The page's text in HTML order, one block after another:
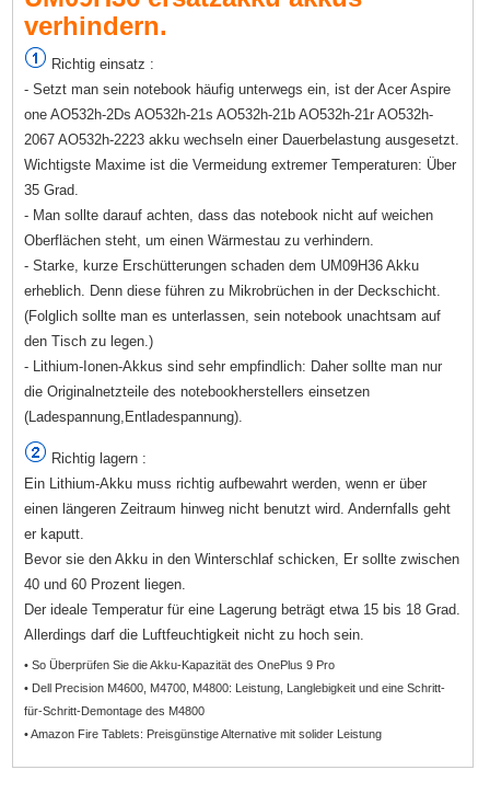
verhindern.
Richtig einsatz :
- Setzt man sein notebook häufig unterwegs ein, ist der Acer Aspire
one AO532h-2Ds AO532h-21s AO532h-21b AO532h-21r AO532h-
2067 AO532h-2223 akku wechseln einer Dauerbelastung ausgesetzt.
Wichtigste Maxime ist die Vermeidung extremer Temperaturen: Über
35 Grad.
- Man sollte darauf achten, dass das notebook nicht auf weichen
Oberflächen steht, um einen Wärmestau zu verhindern.
- Starke, kurze Erschütterungen schaden dem UM09H36 Akku
erheblich. Denn diese führen zu Mikrobrüchen in der Deckschicht.
(Folglich sollte man es unterlassen, sein notebook unachtsam auf
den Tisch zu legen.)
- Lithium-Ionen-Akkus sind sehr empfindlich: Daher sollte man nur
die Originalnetzteile des notebookherstellers einsetzen
(Ladespannung,Entladespannung).
Richtig lagern :
Ein Lithium-Akku muss richtig aufbewahrt werden, wenn er über
einen längeren Zeitraum hinweg nicht benutzt wird. Andernfalls geht
er kaputt.
Bevor sie den Akku in den Winterschlaf schicken, Er sollte zwischen
40 und 60 Prozent liegen.
Der ideale Temperatur für eine Lagerung beträgt etwa 15 bis 18 Grad.
Allerdings darf die Luftfeuchtigkeit nicht zu hoch sein.
• So Überprüfen Sie die Akku-Kapazität des OnePlus 9 Pro
• Dell Precision M4600, M4700, M4800: Leistung, Langlebigkeit und eine Schritt-
für-Schritt-Demontage des M4800
• Amazon Fire Tablets: Preisgünstige Alternative mit solider Leistung